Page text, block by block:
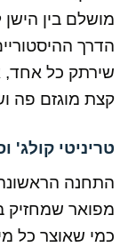
מושלם בין
הדרך
קצת מוגזם פה
טריניטי קולג'
התחנה
מפואר שמחזיק
כמי שאוצר כל